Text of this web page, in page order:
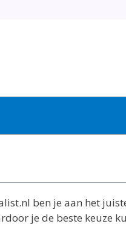
ben je aan het
je de beste keuze